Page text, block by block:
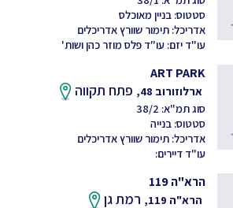
סטטוס: בניין מאוכלס
אדריכל: תימור שוורץ אדריכלים
עו"ד יזם: עו"ד פלס מוזר כהן ושות'
ART PARK
ארלוזורוב 48, פתח תקווה
סוג תמ"א: 38/2
סטטוס: בנייה
אדריכל: תימור שוורץ אדריכלים
עו"ד דיירים:
הרא"ה 119
הרא"ה 119, רמת גן